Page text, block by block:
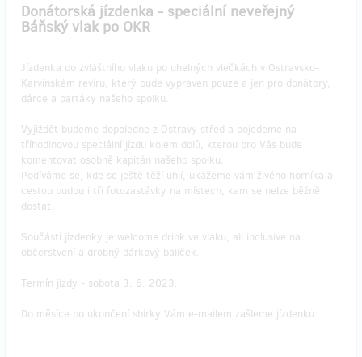
​Donátorská jízdenka - speciální neveřejný
Báňský vlak po OKR
Jízdenka do zvláštního vlaku po uhelných vlečkách v Ostravsko-
Karvinském revíru, který bude vypraven pouze a jen pro donátory,
dárce a parťáky našeho spolku.
Vyjíždět budeme dopoledne z Ostravy střed a pojedeme na
tříhodinovou speciální jízdu kolem dolů, kterou pro Vás bude
komentovat osobně kapitán našeho spolku.
Podíváme se, kde se ještě těží uhlí, ukážeme vám živého horníka a
cestou budou i tři fotozastávky na místech, kam se nelze běžně
dostat.
Součástí jízdenky je welcome drink ve vlaku, all inclusive na
občerstvení a drobný dárkový balíček.
Termín jízdy - sobota 3. 6. 2023.
Do měsíce po ukončení sbírky Vám e-mailem zašleme jízdenku.